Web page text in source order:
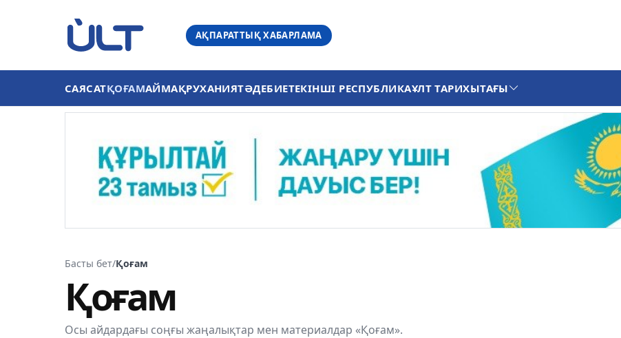
АҚПАРАТТЫҚ ХАБАРЛАМА
САЯСАТҚОҒАМАЙМАҚРУХАНИЯТӘДЕБИЕТЕКІНШІ РЕСПУБЛИКАҰЛТ ТАРИХЫТАҒЫ
Басты бет/Қоғам
Қоғам
Осы айдардағы соңғы жаңалықтар мен материалдар «Қоғам».